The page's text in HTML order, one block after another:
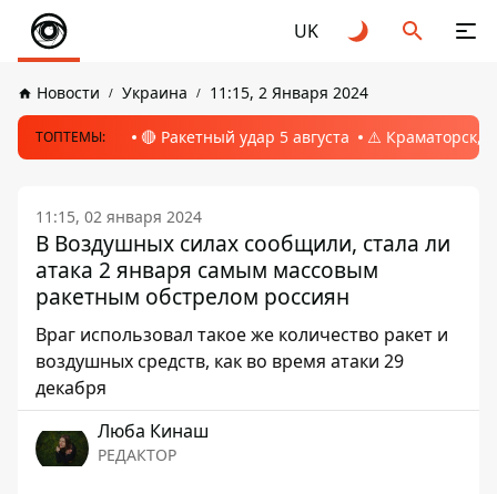
UK
Новости Украина 11:15, 2 Января 2024
ТОПТЕМЫ: 🔴 Ракетный удар 5 августа ⚠️ Краматорск,
11:15, 02 января 2024
В Воздушных силах сообщили, стала ли
атака 2 января самым массовым
ракетным обстрелом россиян
Враг использовал такое же количество ракет и
воздушных средств, как во время атаки 29
декабря
Люба Кинаш
РЕДАКТОР